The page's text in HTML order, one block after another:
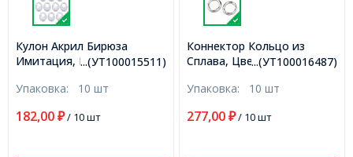
...(УТ100015511)
Кулон Акрил Бирюза
Имитация, Непрозрачные,
Размер: 33.5x23.5x6мм,
(УТ100015511)
Упаковка: 10 шт
182,00 ₽/ 10 шт
...(УТ100016487)
Коннектор Кольцо из
Сплава, Цвет: Серебро,
Отверстие 13мм,
Упаковка: 10 шт
277,00 ₽/ 10 шт